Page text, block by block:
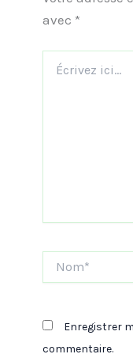
avec *
ici…
Enregistrer
commentaire.